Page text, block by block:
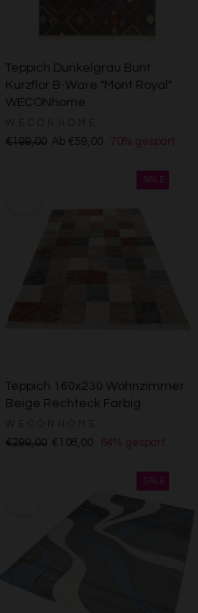
Teppich Dunkelgrau Bunt
Kurzflor B-Ware "Mont Royal"
WECONhome
€199,00 Ab €59,00 70% gespart
Teppich 160x230 Wohnzimmer
Beige Rechteck Farbig
€299,00 €108,00 64% gespart